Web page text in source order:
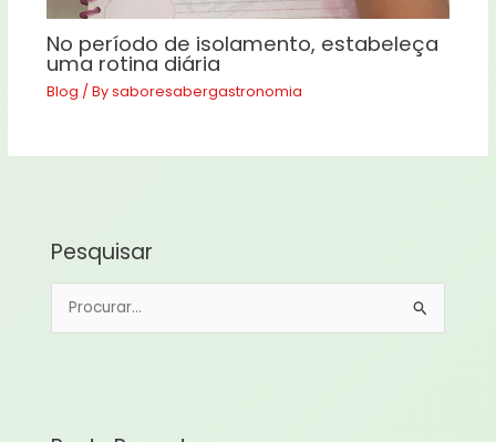
No período de isolamento, estabeleça
uma rotina diária
Blog / Bysaboresabergastronomia
Pesquisar